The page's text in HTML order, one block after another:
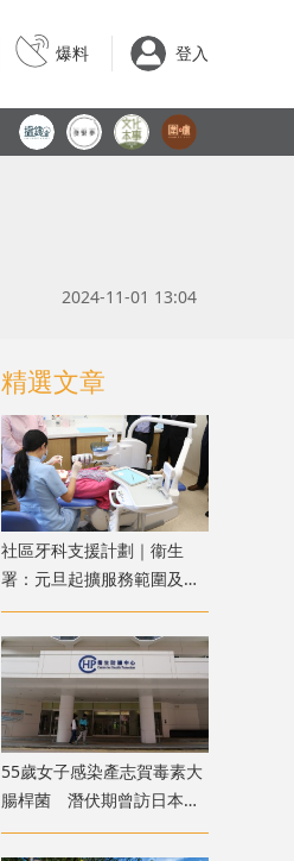
爆料 登入
2024-11-01 13:04
精選文章
社區牙科支援計劃｜衞生
署：元旦起擴服務範圍及受
惠對象 包括洗牙杜牙根等
55歲女子感染產志賀毒素大
腸桿菌 潛伏期曾訪日本及
進食高風險食物